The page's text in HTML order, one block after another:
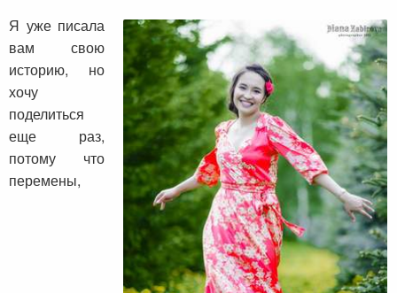
Я уже писала
вам свою
историю, но
хочу
поделиться
еще раз,
потому что
перемены,